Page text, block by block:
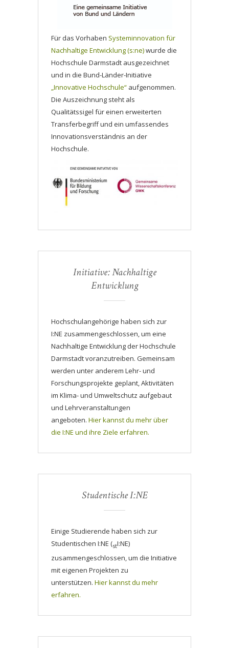
Für das Vorhaben Systeminnovation für
Nachhaltige Entwicklung (s:ne)wurde die
Hochschule Darmstadt ausgezeichnet
und in die Bund-Länder-Initiative
„Innovative Hochschule“ aufgenommen.
Die Auszeichnung steht als
Qualitätssigel für einen erweiterten
Transferbegriff und ein umfassendes
Innovationsverständnis an der
Hochschule.
Initiative: Nachhaltige
Entwicklung
Hochschulangehörige haben sich zur
I:NE zusammengeschlossen, um eine
Nachhaltige Entwicklung der Hochschule
Darmstadt voranzutreiben. Gemeinsam
werden unter anderem Lehr- und
Forschungsprojekte geplant, Aktivitäten
im Klima- und Umweltschutz aufgebaut
und Lehrveranstaltungen
angeboten. Hier kannst du mehr über
die I:NE und ihre Ziele erfahren.
Studentische I:NE
Einige Studierende haben sich zur
Studentischen I:NE (stI:NE)
zusammengeschlossen, um die Initiative
mit eigenen Projekten zu
unterstützen. Hier kannst du mehr
erfahren.